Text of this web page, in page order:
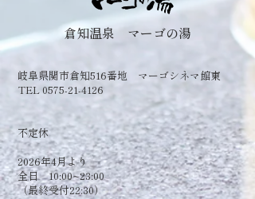
倉知温泉 マーゴの湯
岐阜県関市倉知516番地 マーゴシネマ館東
TEL 0575-21-4126
​不定休
2026年4月より
全日 10:00~23:00
（最終受付22:30）